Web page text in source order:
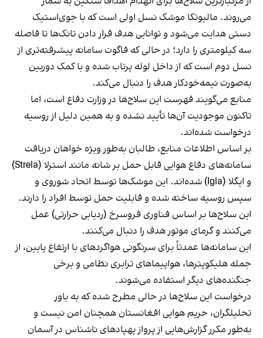
می‌روند. مالیوتکا موشک نسل اولی است که با جوی‌استیک
دستی هدایت می‌شود و توانایی هدف قرار دادن تانک‌ها تا فاصله
سه کیلومتری را دارد؛ در حالی که فاگوت سامانه پیشرفته‌تری از
نسل دوم است که از داخل لوله پرتاب شده و با کمک دوربین
به‌صورت نیمه‌خودکار هدف را دنبال می‌کند.
منابع می‌گویند فهرست این سلاح‌ها در وزارت دفاع است، اما
تاکنون موجودیت آن‌ها تأیید نشده و به همین دلیل از روسیه
درخواست شده‌اند.
بر اساس اطلاعات منابع، طالبان به‌طور ویژه خواهان دریافت
سامانه‌های دفاع هوایی قابل حمل بر شانه مانند استرلا (Strela)
و ایگلا (Igla) شده‌اند. این موشک‌ها توسط اتحاد شوروی و
سپس روسیه ساخته شده و قابلیت حمل توسط افراد را دارند.
این سلاح‌ها بر اساس فناوری فروسرخ (ردیابی حرارتی) عمل
می‌کنند و گرمای موتور هدف را دنبال می‌کنند.
این سامانه‌ها عمدتاً برای سرنگونی هواگردهای با ارتفاع پایین، از
جمله هلیکوپترها، هواپیماهای ترابری نظامی و برخی
جنگنده‌های دیگر استفاده می‌شوند.
درخواست این سلاح‌ها در حالی مطرح شده که به باور
تحلیلگران، حریم هوایی افغانستان همچنان امن نیست و
به‌طور مکرر گزارش‌هایی از پرواز پهپادهای ناشناس در آسمان